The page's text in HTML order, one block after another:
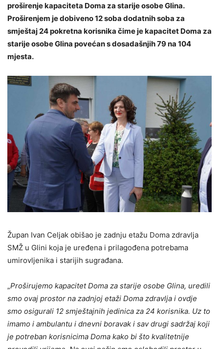
proširenje kapaciteta Doma za starije osobe Glina.
Proširenjem je dobiveno 12 soba dodatnih soba za
smještaj 24 pokretna korisnika čime je kapacitet Doma za
starije osobe Glina povećan s dosadašnjih 79 na 104
mjesta.
Župan Ivan Celjak obišao je zadnju etažu Doma zdravlja
SMŽ u Glini koja je uređena i prilagođena potrebama
umirovljenika i starijih sugrađana.
„Proširujemo kapacitet Doma za starije osobe Glina, uredili
smo ovaj prostor na zadnjoj etaži Doma zdravlja i ovdje
smo osigurali 12 smještajnih jedinica za 24 korisnika. Uz to
imamo i ambulantu i dnevni boravak i sav drugi sadržaj koji
je potreban korisnicima Doma kako bi što kvalitetnije